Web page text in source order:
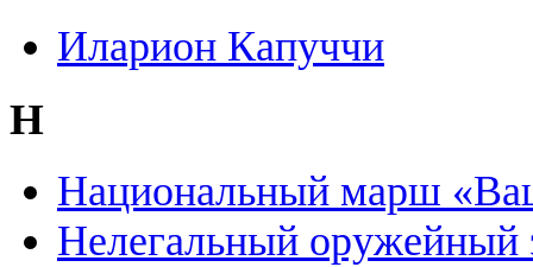
Иларион Капуччи
Н
Национальный марш
Нелегальный оружейный